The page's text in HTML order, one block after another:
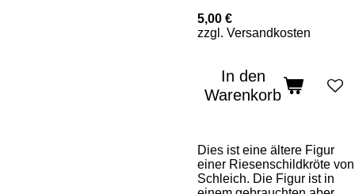
5,00 €
zzgl. Versandkosten
In den
Warenkorb
Dies ist eine ältere Figur
einer Riesenschildkröte von
Schleich. Die Figur ist in